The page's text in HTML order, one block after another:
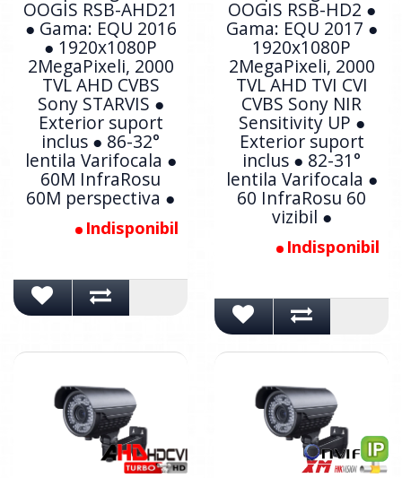
OOGIS RSB-AHD21
● Gama: EQU 2016
● 1920x1080P
2MegaPixeli, 2000
TVL AHD CVBS
Sony STARVIS ●
Exterior suport
inclus ● 86-32°
lentila Varifocala ●
60M InfraRosu
60M perspectiva ●
Indisponibil
OOGIS RSB-HD2 ●
Gama: EQU 2017 ●
1920x1080P
2MegaPixeli, 2000
TVL AHD TVI CVI
CVBS Sony NIR
Sensitivity UP ●
Exterior suport
inclus ● 82-31°
lentila Varifocala ●
60 InfraRosu 60
vizibil ●
Indisponibil